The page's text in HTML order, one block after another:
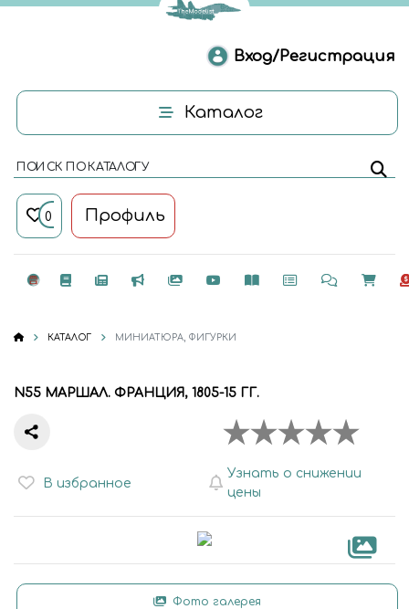
Вход/Регистрация
Каталог
ПОИСК ПО КАТАЛОГУ
0 Профиль
КАТАЛОГ МИНИАТЮРА, ФИГУРКИ
N55 МАРШАЛ. ФРАНЦИЯ, 1805-15 ГГ.
В избранное
Узнать о снижении
цены
Фото галерея